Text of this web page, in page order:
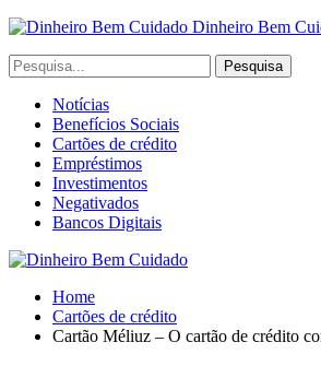
Dinheiro Bem
Notícias
Benefícios Sociais
Cartões de crédito
Empréstimos
Investimentos
Negativados
Bancos Digitais
Home
Cartões de crédito
Cartão Méliuz – O cartão de crédito